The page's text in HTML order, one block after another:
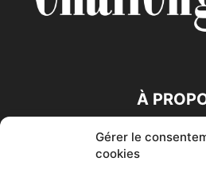
Gérer le
cookies
À
SUIVEZ